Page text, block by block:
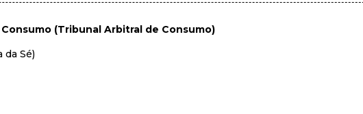
(Tribunal Arbitral de Consumo)
da Sé)